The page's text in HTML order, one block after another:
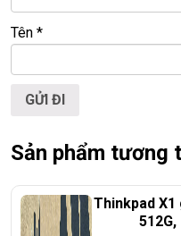
Face. Viber. Zalo :
Web:https://
Tên *
Sản phẩm tương
Thinkpad X1
512G,